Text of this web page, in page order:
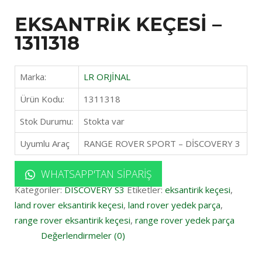
EKSANTRİK KEÇESİ –
1311318
Marka:
LR ORJİNAL
Ürün Kodu:
1311318
Stok Durumu:
Stokta var
Uyumlu Araç
RANGE ROVER SPORT – DİSCOVERY 3
WHATSAPP'TAN SIPARIŞ
Kategoriler:DISCOVERY S3 Etiketler: eksantirik keçesi,
land rover eksantirik keçesi, land rover yedek parça,
range rover eksantirik keçesi, range rover yedek parça
Değerlendirmeler (0)